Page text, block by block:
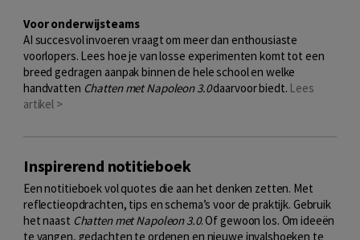
Voor onderwijsteams
AI succesvol invoeren vraagt om meer dan enthousiaste
voorlopers. Lees hoe je van losse experimenten komt tot een
breed gedragen aanpak binnen de hele school en welke
handvatten Chatten met Napoleon 3.0daarvoor biedt. Lees
artikel >
Inspirerend notitieboek
Een notitieboek vol quotes die aan het denken zetten. Met
reflectieopdrachten, tips en schema’s voor de praktijk. Gebruik
het naast Chatten met Napoleon 3.0. Of gewoon los. Om ideeën
te vangen, gedachten te ordenen en nieuwe invalshoeken te